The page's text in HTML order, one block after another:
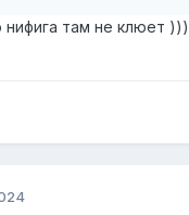
нифига там не клюет